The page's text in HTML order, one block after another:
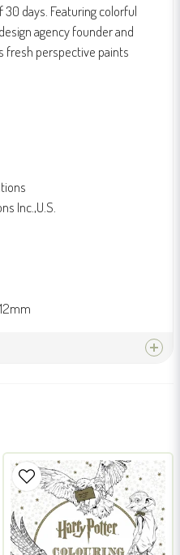
days. Featuring colorful
agency founder and
fresh perspective paints
Inc.,U.S.